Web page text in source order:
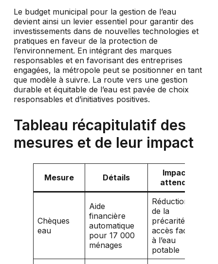
Le budget municipal pour la gestion de l’eau
devient ainsi un levier essentiel pour garantir des
investissements dans de nouvelles technologies et
pratiques en faveur de la protection de
l’environnement. En intégrant des marques
responsables et en favorisant des entreprises
engagées, la métropole peut se positionner en tant
que modèle à suivre. La route vers une gestion
durable et équitable de l’eau est pavée de choix
responsables et d’initiatives positives.
Tableau récapitulatif des
mesures et de leur impact
Mesure Détails
Impact
attendu
Chèques
eau
Aide
financière
automatique
pour 17 000
ménages
Réduction
de la
précarité et
accès facilité
à l’eau
potable